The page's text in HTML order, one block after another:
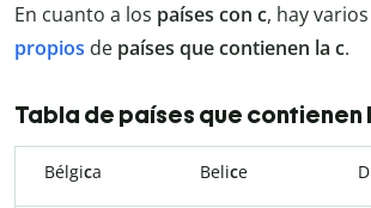
En cuanto a los países con c, hay varios
propios de países que contienen la c.
Tabla de países que contienen
Bélgica Belice